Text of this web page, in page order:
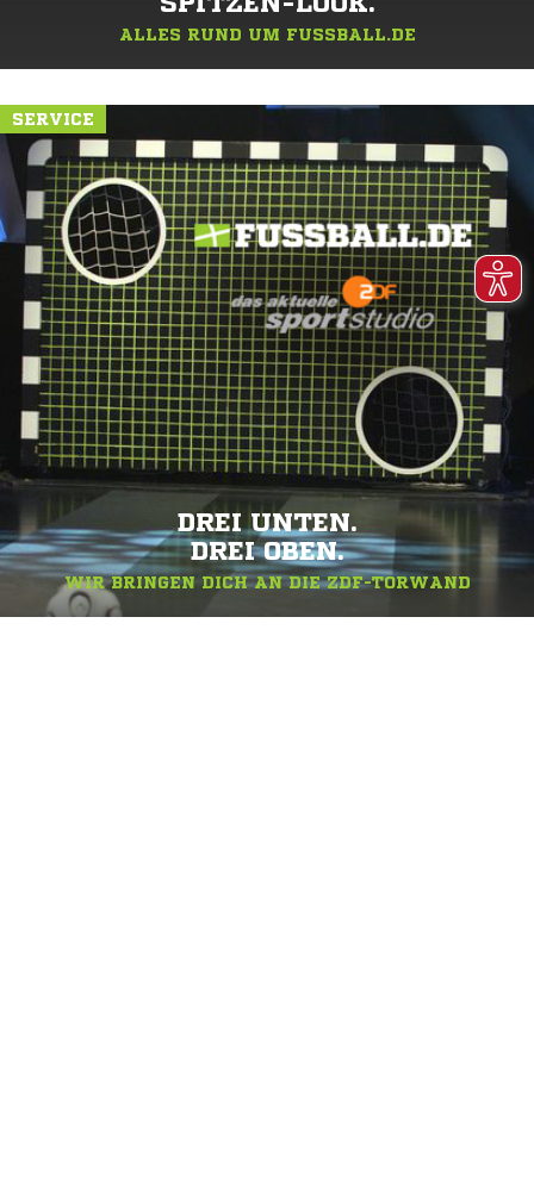
ALLES RUND UM FUSSBALL.DE
SERVICE
DREI UNTEN.
DREI OBEN.
WIR BRINGEN DICH AN DIE ZDF-TORWAND